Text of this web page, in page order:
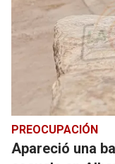
PREOCUPACIÓN
Apareció una